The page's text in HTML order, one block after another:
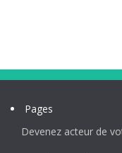
Pages
Devenez acteur de